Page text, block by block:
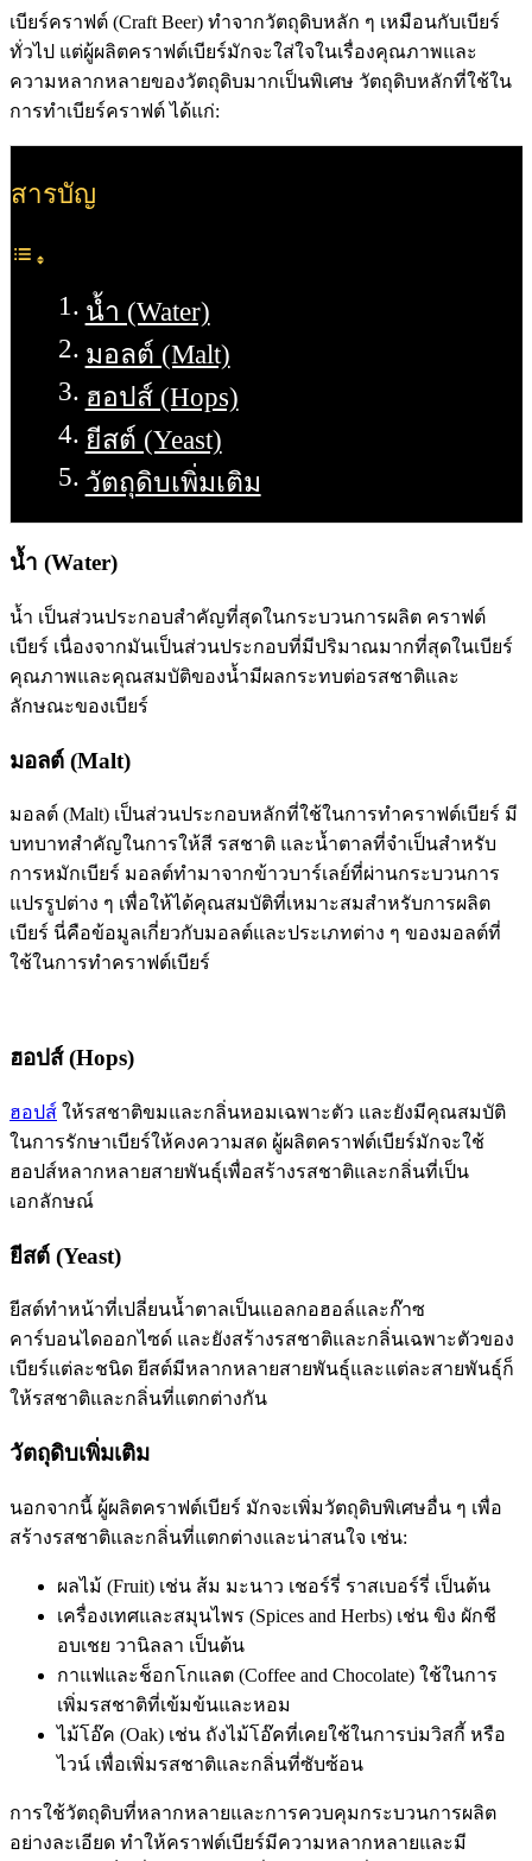
เบียร์คราฟต์ (Craft Beer) ทำจากวัตถุดิบหลัก ๆ เหมือนกับเบียร์
ทั่วไป แต่ผู้ผลิตคราฟต์เบียร์มักจะใส่ใจในเรื่องคุณภาพและ
ความหลากหลายของวัตถุดิบมากเป็นพิเศษ วัตถุดิบหลักที่ใช้ใน
การทำเบียร์คราฟต์ ได้แก่:
สารบัญ
น้ำ (Water)
มอลต์ (Malt)
ฮอปส์ (Hops)
ยีสต์ (Yeast)
วัตถุดิบเพิ่มเติม
น้ำ (Water)
น้ำ เป็นส่วนประกอบสำคัญที่สุดในกระบวนการผลิต คราฟต์
เบียร์ เนื่องจากมันเป็นส่วนประกอบที่มีปริมาณมากที่สุดในเบียร์
คุณภาพและคุณสมบัติของน้ำมีผลกระทบต่อรสชาติและ
ลักษณะของเบียร์
มอลต์ (Malt)
มอลต์ (Malt) เป็นส่วนประกอบหลักที่ใช้ในการทำคราฟต์เบียร์ มี
บทบาทสำคัญในการให้สี รสชาติ และน้ำตาลที่จำเป็นสำหรับ
การหมักเบียร์ มอลต์ทำมาจากข้าวบาร์เลย์ที่ผ่านกระบวนการ
แปรรูปต่าง ๆ เพื่อให้ได้คุณสมบัติที่เหมาะสมสำหรับการผลิต
เบียร์ นี่คือข้อมูลเกี่ยวกับมอลต์และประเภทต่าง ๆ ของมอลต์ที่
ใช้ในการทำคราฟต์เบียร์
ฮอปส์ (Hops)
ฮอปส์ ให้รสชาติขมและกลิ่นหอมเฉพาะตัว และยังมีคุณสมบัติ
ในการรักษาเบียร์ให้คงความสด ผู้ผลิตคราฟต์เบียร์มักจะใช้
ฮอปส์หลากหลายสายพันธุ์เพื่อสร้างรสชาติและกลิ่นที่เป็น
เอกลักษณ์
ยีสต์ (Yeast)
ยีสต์ทำหน้าที่เปลี่ยนน้ำตาลเป็นแอลกอฮอล์และก๊าซ
คาร์บอนไดออกไซด์ และยังสร้างรสชาติและกลิ่นเฉพาะตัวของ
เบียร์แต่ละชนิด ยีสต์มีหลากหลายสายพันธุ์และแต่ละสายพันธุ์ก็
ให้รสชาติและกลิ่นที่แตกต่างกัน
วัตถุดิบเพิ่มเติม
นอกจากนี้ ผู้ผลิตคราฟต์เบียร์ มักจะเพิ่มวัตถุดิบพิเศษอื่น ๆ เพื่อ
สร้างรสชาติและกลิ่นที่แตกต่างและน่าสนใจ เช่น:
ผลไม้ (Fruit) เช่น ส้ม มะนาว เชอร์รี่ ราสเบอร์รี่ เป็นต้น
เครื่องเทศและสมุนไพร (Spices and Herbs) เช่น ขิง ผักชี
อบเชย วานิลลา เป็นต้น
กาแฟและช็อกโกแลต (Coffee and Chocolate) ใช้ในการ
เพิ่มรสชาติที่เข้มข้นและหอม
ไม้โอ๊ค (Oak) เช่น ถังไม้โอ๊คที่เคยใช้ในการบ่มวิสกี้ หรือ
ไวน์ เพื่อเพิ่มรสชาติและกลิ่นที่ซับซ้อน
การใช้วัตถุดิบที่หลากหลายและการควบคุมกระบวนการผลิต
อย่างละเอียด ทำให้คราฟต์เบียร์มีความหลากหลายและมี